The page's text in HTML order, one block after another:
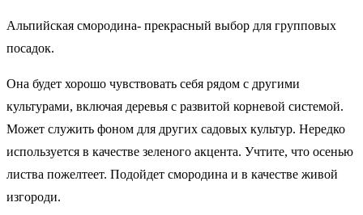
Альпийская смородина- прекрасный выбор для групповых
посадок.
Она будет хорошо чувствовать себя рядом с другими
культурами, включая деревья с развитой корневой системой.
Может служить фоном для других садовых культур. Нередко
используется в качестве зеленого акцента. Учтите, что осенью
листва пожелтеет. Подойдет смородина и в качестве живой
изгороди.